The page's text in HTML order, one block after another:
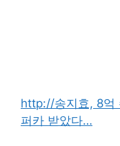
http://송지효, 8억
퍼카 받았다…